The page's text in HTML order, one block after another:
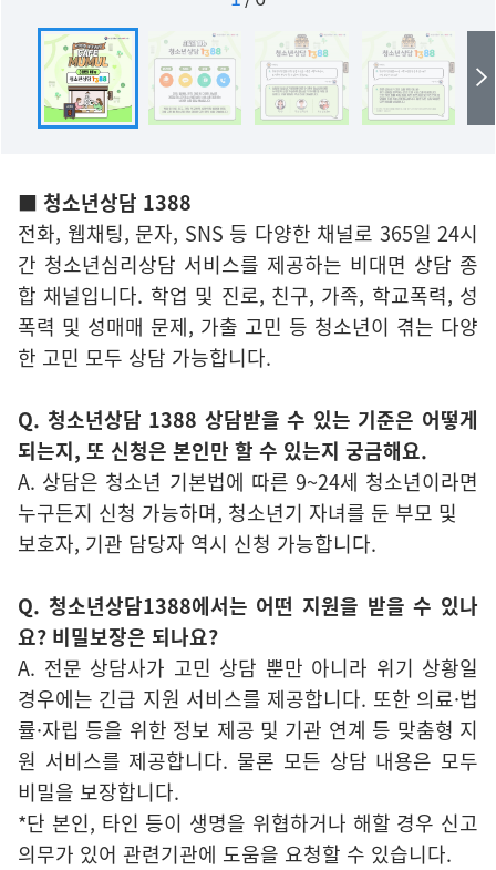
■ 청소년상담 1388
전화, 웹채팅, 문자, SNS 등 다양한 채널로 365일 24시
간 청소년심리상담 서비스를 제공하는 비대면 상담 종
합 채널입니다. 학업 및 진로, 친구, 가족, 학교폭력, 성
폭력 및 성매매 문제, 가출 고민 등 청소년이 겪는 다양
한 고민 모두 상담 가능합니다.
Q. 청소년상담 1388 상담받을 수 있는 기준은 어떻게
되는지, 또 신청은 본인만 할 수 있는지 궁금해요.
A. 상담은 청소년 기본법에 따른 9~24세 청소년이라면
누구든지 신청 가능하며, 청소년기 자녀를 둔 부모 및
보호자, 기관 담당자 역시 신청 가능합니다.
Q. 청소년상담1388에서는 어떤 지원을 받을 수 있나
요? 비밀보장은 되나요?
A. 전문 상담사가 고민 상담 뿐만 아니라 위기 상황일
경우에는 긴급 지원 서비스를 제공합니다. 또한 의료·법
률·자립 등을 위한 정보 제공 및 기관 연계 등 맞춤형 지
원 서비스를 제공합니다. 물론 모든 상담 내용은 모두
비밀을 보장합니다.
*단 본인, 타인 등이 생명을 위협하거나 해할 경우 신고
의무가 있어 관련기관에 도움을 요청할 수 있습니다.